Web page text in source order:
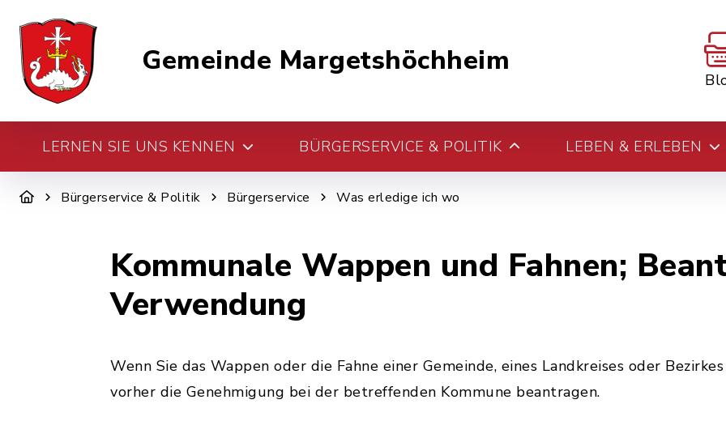
Gemeinde Margetshöchheim
LERNEN SIE UNS KENNEN BÜRGERSERVICE & POLITIK LEBEN & ERLEBEN
Bürgerservice & Politik Bürgerservice Was erledige ich wo
Kommunale Wappen und Fahnen;
Verwendung
Wenn Sie das Wappen oder die Fahne einer Gemeinde, eines Landkreises oder
vorher die Genehmigung bei der betreffenden Kommune beantragen.